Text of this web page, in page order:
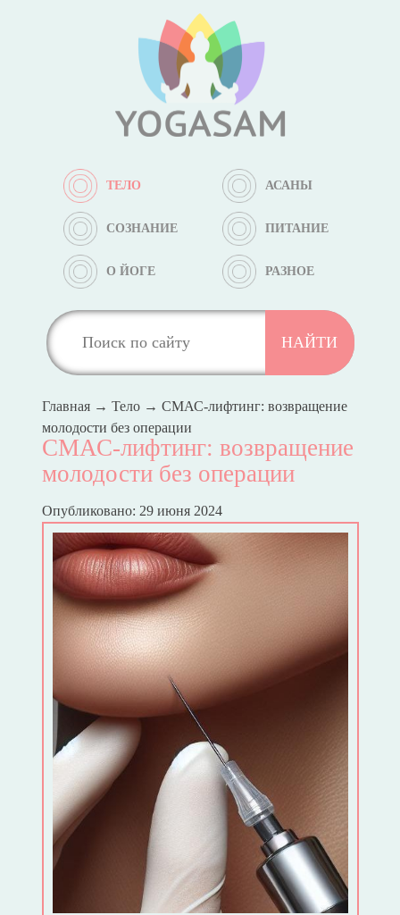
ТЕЛО АСАНЫ
СОЗНАНИЕ ПИТАНИЕ
О ЙОГЕ РАЗНОЕ
Главная→ Тело→ СМАС-лифтинг: возвращение
молодости без операции
СМАС-лифтинг: возвращение
молодости без операции
Опубликовано: 29 июня 2024